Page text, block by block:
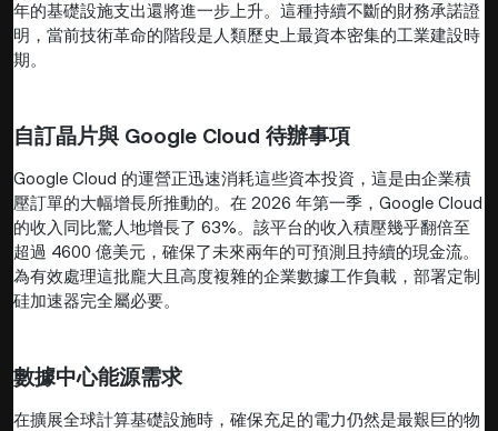
年的基礎設施支出還將進一步上升。這種持續不斷的財務承諾證
明，當前技術革命的階段是人類歷史上最資本密集的工業建設時
期。
自訂晶片與 Google Cloud 待辦事項
Google Cloud 的運營正迅速消耗這些資本投資，這是由企業積
壓訂單的大幅增長所推動的。在 2026 年第一季，Google Cloud
的收入同比驚人地增長了 63%。該平台的收入積壓幾乎翻倍至
超過 4600 億美元，確保了未來兩年的可預測且持續的現金流。
為有效處理這批龐大且高度複雜的企業數據工作負載，部署定制
硅加速器完全屬必要。
數據中心能源需求
在擴展全球計算基礎設施時，確保充足的電力仍然是最艱巨的物